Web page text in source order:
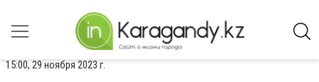
15:00, 29 ноября 2023 г.